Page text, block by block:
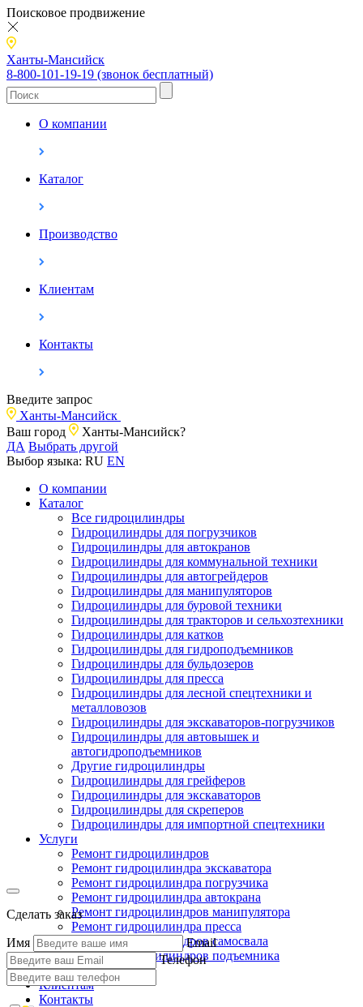
Поисковое продвижение
Ханты-Мансийск
8-800-101-19-19 (звонок бесплатный)
О компании
Каталог
Производство
Клиентам
Контакты
Введите запрос
Ханты-Мансийск
Ваш город
Ханты-Мансийск?
ДА Выбрать другой
Выбор языка: RU EN
О компании
Каталог
Все гидроцилиндры
Гидроцилиндры для погрузчиков
Гидроцилиндры для автокранов
Гидроцилиндры для коммунальной техники
Гидроцилиндры для автогрейдеров
Гидроцилиндры для манипуляторов
Гидроцилиндры для буровой техники
Гидроцилиндры для тракторов и сельхозтехники
Гидроцилиндры для катков
Гидроцилиндры для гидроподъемников
Гидроцилиндры для бульдозеров
Гидроцилиндры для пресса
Гидроцилиндры для лесной спецтехники и
металловозов
Гидроцилиндры для экскаваторов-погрузчиков
Гидроцилиндры для автовышек и
автогидроподъемников
Другие гидроцилиндры
Гидроцилиндры для грейферов
Гидроцилиндры для экскаваторов
Гидроцилиндры для скреперов
Гидроцилиндры для импортной спецтехники
Услуги
Ремонт гидроцилиндров
Ремонт гидроцилиндра экскаватора
Ремонт гидроцилиндра погрузчика
Ремонт гидроцилиндра автокрана
Ремонт гидроцилиндров манипулятора
Ремонт гидроцилиндра пресса
Ремонт гидроцилиндров самосвала
Ремонт гидроцилиндров подъемника
Производство
Клиентам
Контакты
Сделать заказ
Имя
Email
Телефон